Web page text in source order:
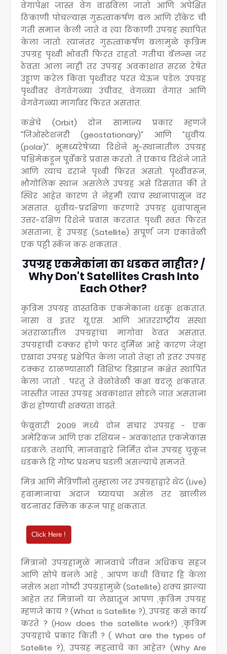
वेगापेक्षा जास्त वेग वाढविला जातो आणि अपेक्षित
ठिकाणी पोचल्यास गुरुत्वाकर्षण बल आणि रॉकेट ची
गती समान केली जाते व त्या ठिकाणी उपग्रह स्थापित
केला जातो. त्यानंतर गुरुत्वाकर्षण बलामुळे कृत्रिम
उपग्रह पृथ्वी भोवती फिरत राहतो. गतीचा बॅलन्स जर
ठेवता आला नाही तर उपग्रह अवकाशात सरळ रेषेत
उड्डाण करेल किंवा पृथ्वीवर परत येऊन पडेल. उपग्रह
पृथ्वीवर वेगवेगळ्या उंचीवर, वेगळ्या वेगात आणि
वेगवेगळ्या मार्गांवर फिरत असतात.
कक्षेचे (Orbit) दोन सामान्य प्रकार म्हणजे
"जिओस्टेशनरी (geostationary)" आणि "ध्रुवीय.
(polar)". भूमध्यरेषेच्या दिशेने भू-स्थानातील उपग्रह
पश्चिमेकडून पूर्वेकडे प्रवास करतो. ते एकाच दिशेने जाते
आणि त्याच दराने पृथ्वी फिरत असतो. पृथ्वीवरून,
भौगोलिक स्थान असलेले उपग्रह असे दिसतात की ते
स्थिर आहेत कारण ते नेहमी त्याच स्थानापासून वर
असतात. ध्रुवीय-प्रदक्षिणा करणारे उपग्रह ध्रुवांपासून
उत्तर-दक्षिण दिशेने प्रवास करतात. पृथ्वी स्वतः फिरत
असताना, हे उपग्रह (Satellite) संपूर्ण जग एकावेळी
एक पट्टी स्कॅन करू शकतात .
उपग्रह एकमेकांना का धडकत नाहीत? /
Why Don't Satellites Crash Into
Each Other?
कृत्रिम उपग्रह वास्तविक एकमेकांना धडकू शकतात.
नासा व इतर यू.एस. आणि आंतरराष्ट्रीय संस्था
अंतराळातील उपग्रहांचा मागोवा ठेवत असतात.
उपग्रहांची टक्कर होणे फार दुर्मिळ आहे कारण जेव्हा
एखादा उपग्रह प्रक्षेपित केला जातो तेव्हा तो इतर उपग्रह
टक्कर टाळण्यासाठी विशिष्ट डिझाइन कक्षेत स्थापित
केला जातो . परंतु ते वेळोवेळी कक्षा बदलू शकतात.
जास्तीत जास्त उपग्रह अवकाशात सोडले जात असताना
क्रॅश होण्याची शक्यता वाढते.
फेब्रुवारी २००९ मध्ये दोन संचार उपग्रह - एक
अमेरिकन आणि एक रशियन - अवकाशात एकमेकांस
धडकले. तथापि, मानवाद्वारे निर्मित दोन उपग्रह चुकून
धडकले हि गोष्ट प्रथमच घडली असल्याचे समजते.
मित्र आणि मैत्रिणींनो तुम्हाला जर उपग्रहाद्वारे थेट (Live)
हवामानाचा अंदाज घ्यायचा असेल तर खालील
बटनावर क्लिक करून पाहू शकतात.
मित्रानो उपग्रहांमुळे मानवाचे जीवन अधिकच सहज
आणि सोपे बनले आहे , आपण कधी विचार हि केला
नसेल अशा गोष्टी उपग्रहांमुळे (Satellite) शक्य झाल्या
आहेत तर मित्रानो या लेखातून आपण ,कृत्रिम उपग्रह
म्हणजे काय ? (What is Satellite ?), उपग्रह कसे कार्य
करते ? (How does the satellite work?) ,कृत्रिम
उपग्रहाचे प्रकार किती ? ( What are the types of
Satellite ?), उपग्रह महत्वाचे का आहेत? (Why Are